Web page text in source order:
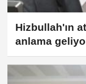
Hizbullah'ın
anlama